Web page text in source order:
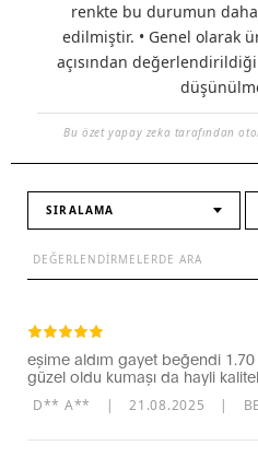
renkte bu durumun
edilmiştir. • Genel olarak
açısından
Bu özet yapay zeka tarafından
SIRALAMA
eşime aldım gayet beğendi
güzel oldu kumaşı da hayli
D** A** | 21.08.2025 |